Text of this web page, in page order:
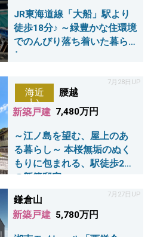
JR東海道線「大船」駅より
徒歩18分♪ ～緑豊かな住環境
でのんびり落ち着いた暮ら
し～
7月28日UP
海近
い
腰越
新築戸建 7,480万円
～江ノ島を望む、屋上のあ
る暮らし～ 本桜無垢のぬく
もりに包まれる、駅徒歩2分
の新築邸宅。
7月27日UP
鎌倉山
新築戸建 5,780万円